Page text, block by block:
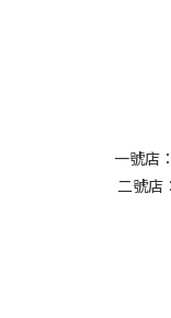
一號店
二號店